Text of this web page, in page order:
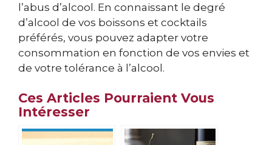
l’abus d’alcool. En connaissant le degré
d’alcool de vos boissons et cocktails
préférés, vous pouvez adapter votre
consommation en fonction de vos envies et
de votre tolérance à l’alcool.
Ces Articles Pourraient Vous
Intéresser